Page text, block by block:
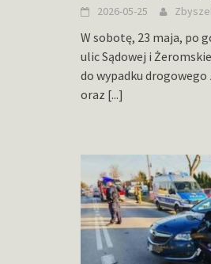
2026-05-25
W sobotę, 23 maja, po
ulic Sądowej i
do wypadku
oraz [...]